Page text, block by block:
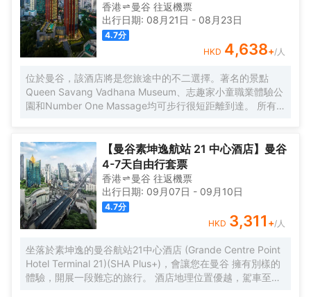
香港 曼谷 往返機票
出行日期: 08月21日 - 08月23日
4.7分
HKD 4,638+/人
位於曼谷，該酒店將是您旅途中的不二選擇。著名的景點
Queen Savang Vadhana Museum、志趣家小童職業體驗公
園和Number One Massage均可步行很短距離到達。 所有
備好瓶裝水，以滿足您的飲水需求。倘若您在忙碌的一天後
想在自己的客房內放鬆，提供拖鞋和吹風機的客房浴室是不
錯的選擇。酒店設有咖啡廳，您可在這裏放鬆身心，享受貼
心的服務。旅客想要在自己的房間邊聽音樂邊享受美食，衹
需呼叫送餐服務。如果您覺得在入住飲食方面僅限於此，那
不妨去看看附近Nahm（東南亞菜）、Sorn（ศรณ์）（東南
亞菜）和Le Normandie by Alain Roux（西餐）絡繹不絕的
人流吧！黃咖喱藍螃蟹、布吉2度慢煮七彩龍蝦和香橙可麗餅
分別是每家為您精心推薦的美食。 酒店種類繁多的休閑設施
能為每一位下榻於此的您創造多元化的休閑空間，這其中包
括室外泳池和按摩室。酒店配備有會議廳，可供旅客使用。
【曼谷素坤逸航站 21 中心酒店】曼谷
4-7天自由行套票
香港 曼谷 往返機票
出行日期: 09月07日 - 09月10日
4.7分
HKD 3,311 +/人
坐落於素坤逸的曼谷航站21中心酒店 (Grande Centre Point
Hotel Terminal 21)(SHA Plus+)，會讓您在曼谷 擁有別樣的
體驗，開展一段難忘的旅行。 酒店地理位置優越，駕車至隆